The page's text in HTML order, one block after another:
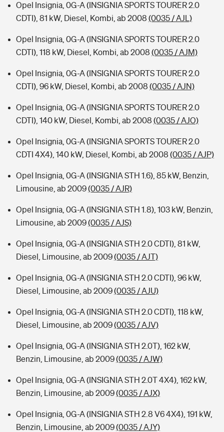
Opel Insignia, 0G-A (INSIGNIA SPORTS TOURER 2.0
CDTI), 81 kW, Diesel, Kombi, ab 2008 (0035 / AJL)
Opel Insignia, 0G-A (INSIGNIA SPORTS TOURER 2.0
CDTI), 118 kW, Diesel, Kombi, ab 2008 (0035 / AJM)
Opel Insignia, 0G-A (INSIGNIA SPORTS TOURER 2.0
CDTI), 96 kW, Diesel, Kombi, ab 2008 (0035 / AJN)
Opel Insignia, 0G-A (INSIGNIA SPORTS TOURER 2.0
CDTI), 140 kW, Diesel, Kombi, ab 2008 (0035 / AJO)
Opel Insignia, 0G-A (INSIGNIA SPORTS TOURER 2.0
CDTI 4X4), 140 kW, Diesel, Kombi, ab 2008 (0035 / AJP)
Opel Insignia, 0G-A (INSIGNIA STH 1.6), 85 kW, Benzin,
Limousine, ab 2009(0035 / AJR)
Opel Insignia, 0G-A (INSIGNIA STH 1.8), 103 kW, Benzin,
Limousine, ab 2009(0035 / AJS)
Opel Insignia, 0G-A (INSIGNIA STH 2.0 CDTI), 81 kW,
Diesel, Limousine, ab 2009(0035 / AJT)
Opel Insignia, 0G-A (INSIGNIA STH 2.0 CDTI), 96 kW,
Diesel, Limousine, ab 2009(0035 / AJU)
Opel Insignia, 0G-A (INSIGNIA STH 2.0 CDTI), 118 kW,
Diesel, Limousine, ab 2009(0035 / AJV)
Opel Insignia, 0G-A (INSIGNIA STH 2.0T), 162 kW,
Benzin, Limousine, ab 2009(0035 / AJW)
Opel Insignia, 0G-A (INSIGNIA STH 2.0T 4X4), 162 kW,
Benzin, Limousine, ab 2009(0035 / AJX)
Opel Insignia, 0G-A (INSIGNIA STH 2.8 V6 4X4), 191 kW,
Benzin, Limousine, ab 2009(0035 / AJY)